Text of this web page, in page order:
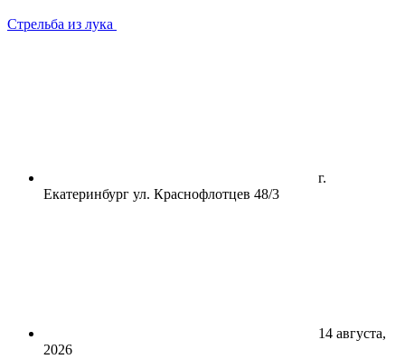
Стрельба из лука
г.
Екатеринбург ул. Краснофлотцев 48/3
14 августа,
2026